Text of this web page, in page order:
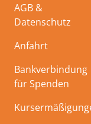
AGB &
Datenschutz
Anfahrt
Bankverbindung
für Spenden